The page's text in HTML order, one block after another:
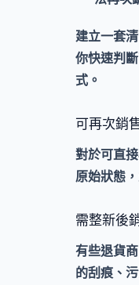
建立一套
你快速判
式。
可再次銷
對於可直
原始狀態
需整新後
有些退貨
的刮痕、